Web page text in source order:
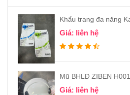
Khẩu trang đa năng
Giá: liên hệ
Mũ BHLĐ ZIBEN H001
Giá: liên hệ